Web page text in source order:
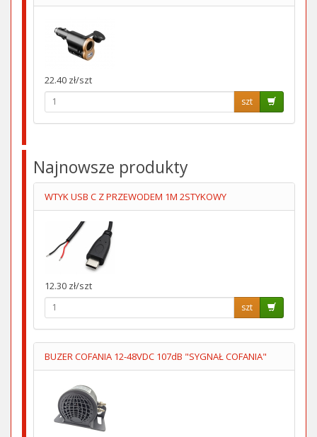
22.40 zł/szt
szt
Najnowsze produkty
WTYK USB C Z PRZEWODEM 1M 2STYKOWY
12.30 zł/szt
szt
BUZER COFANIA 12-48VDC 107dB "SYGNAŁ COFANIA"